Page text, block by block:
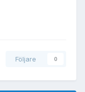
Följare 0